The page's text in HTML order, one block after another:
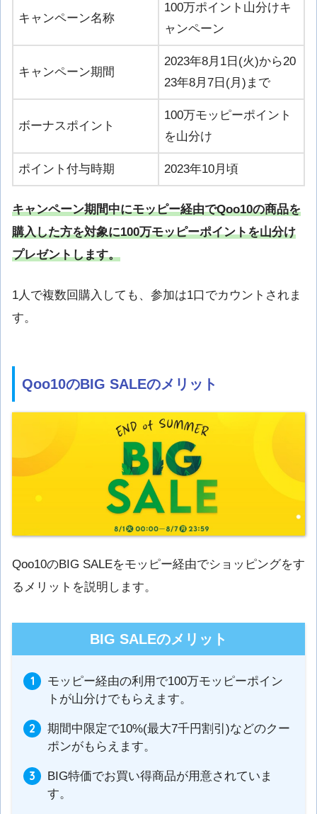
キャンペーン名称
100万ポイント山分けキ
ャンペーン
キャンペーン期間
2023年8月1日(火)から20
23年8月7日(月)まで
ボーナスポイント
100万モッピーポイント
を山分け
ポイント付与時期 2023年10月頃
キャンペーン期間中にモッピー経由でQoo10の商品を
購入した方を対象に100万モッピーポイントを山分け
プレゼントします。
1人で複数回購入しても、参加は1口でカウントされま
す。
Qoo10のBIG SALEのメリット
Qoo10のBIG SALEをモッピー経由でショッピングをす
るメリットを説明します。
BIG SALEのメリット
モッピー経由の利用で100万モッピーポイン
トが山分けでもらえます。
期間中限定で10%(最大7千円割引)などのクー
ポンがもらえます。
BIG特価でお買い得商品が用意されていま
す。